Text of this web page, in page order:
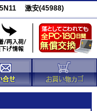
5N11 激安(45988)